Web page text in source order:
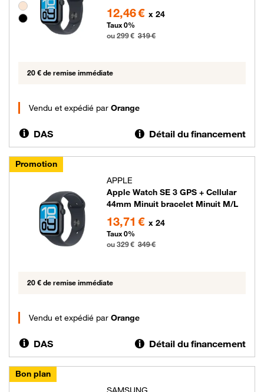
Groupe de couleurs disponibles non sélectionnables
12,46 € x 24
Taux 0%
ou 299 € 319 €
20 € de remise immédiate
Vendu et expédié par Orange
DAS Détail du financement
Promotion
APPLE
Apple Watch SE 3 GPS + Cellular
44mm Minuit bracelet Minuit M/L
13,71 € x 24
Taux 0%
ou 329 € 349 €
20 € de remise immédiate
Vendu et expédié par Orange
DAS Détail du financement
Bon plan
SAMSUNG